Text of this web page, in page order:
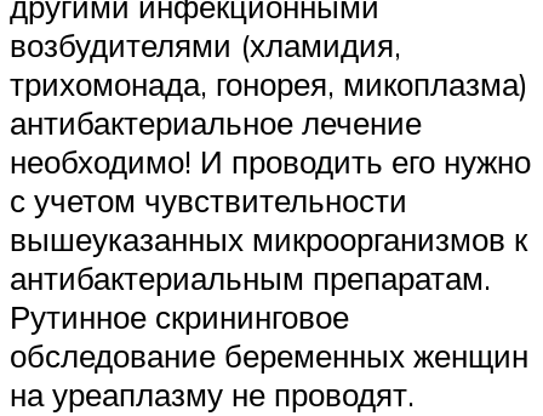
возбудителями (хламидия,
трихомонада, гонорея, микоплазма)
антибактериальное лечение
необходимо! И проводить его нужно
с учетом чувствительности
вышеуказанных микроорганизмов к
антибактериальным препаратам.
Рутинное скрининговое
обследование беременных женщин
на уреаплазму не проводят.